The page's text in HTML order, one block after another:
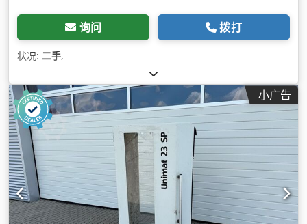
询问 拨打
状况: 二手,
小广告